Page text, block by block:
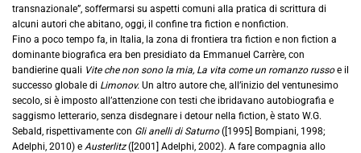
transnazionale”, soffermarsi su aspetti comuni alla pratica di scrittura di
alcuni autori che abitano, oggi, il confine tra fiction e nonfiction.
Fino a poco tempo fa, in Italia, la zona di frontiera tra fiction e non fiction a
dominante biografica era ben presidiato da Emmanuel Carrère, con
bandierine quali Vite che non sono la mia, La vita come un romanzo russoe il
successo globale di Limonov. Un altro autore che, all’inizio del ventunesimo
secolo, si è imposto all’attenzione con testi che ibridavano autobiografia e
saggismo letterario, senza disdegnare i detour nella fiction, è stato W.G.
Sebald, rispettivamente con Gli anelli di Saturno([1995] Bompiani, 1998;
Adelphi, 2010) e Austerlitz([2001] Adelphi, 2002). A fare compagnia allo